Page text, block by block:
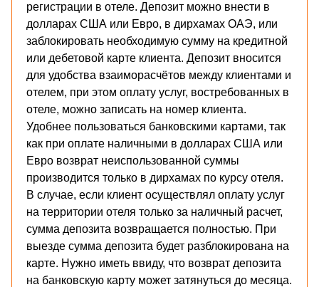
регистрации в отеле. Депозит можно внести в
долларах США или Евро, в дирхамах ОАЭ, или
заблокировать необходимую сумму на кредитной
или дебетовой карте клиента. Депозит вносится
для удобства взаиморасчётов между клиентами и
отелем, при этом оплату услуг, востребованных в
отеле, можно записать на номер клиента.
Удобнее пользоваться банковскими картами, так
как при оплате наличными в долларах США или
Евро возврат неиспользованной суммы
производится только в дирхамах по курсу отеля.
В случае, если клиент осуществлял оплату услуг
на территории отеля только за наличный расчет,
сумма депозита возвращается полностью. При
выезде сумма депозита будет разблокирована на
карте. Нужно иметь ввиду, что возврат депозита
на банковскую карту может затянуться до месяца.